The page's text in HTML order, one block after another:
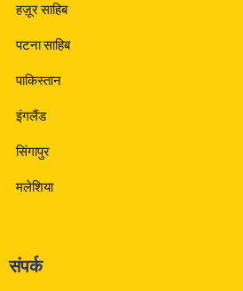
हज़ूर साहिब
पटना साहिब
पाकिस्तान
इंगलैंड
सिंगापुर
मलेशिया
संपर्क